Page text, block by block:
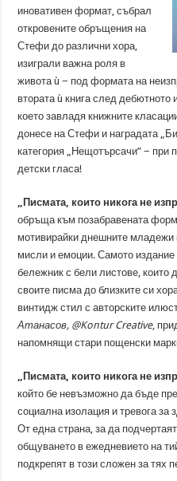
иновативен формат, събрал
откровените обръщения на
Стефи до различни хора,
изиграли важна роля в
живота ù − под формата на
втората ù книга след дебютното
което завладя книжните
донесе на Стефи и наградата
категория „Нещотърсачи” − при
детски гласа!
„Писмата, които никога не
обръща към позабравената
мотивирайки днешните младежи
мисли и емоции. Самото
бележник с бели листове, които
своите писма до близките си
винтидж стил с авторските
Атанасов, @Kontur Creative,
напомнящи стари пощенски
„Писмата, които никога не
който бе невъзможно да бъде
социална изолация и тревога за
От една страна, за да
общуването в ежедневието на
подкрепят в този сложен за тях